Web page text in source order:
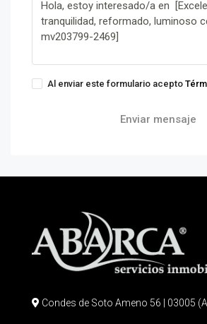
Al enviar este formulario acepto
Enviar mensaje
Condes de Soto Ameno 56 | 03005